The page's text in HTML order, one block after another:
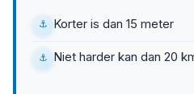
Korter is dan 15 meter
Niet harder kan dan 20